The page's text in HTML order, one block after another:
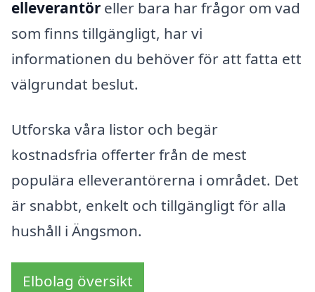
elleverantör eller bara har frågor om vad
som finns tillgängligt, har vi
informationen du behöver för att fatta ett
välgrundat beslut.
Utforska våra listor och begär
kostnadsfria offerter från de mest
populära elleverantörerna i området. Det
är snabbt, enkelt och tillgängligt för alla
hushåll i Ängsmon.
Elbolag översikt